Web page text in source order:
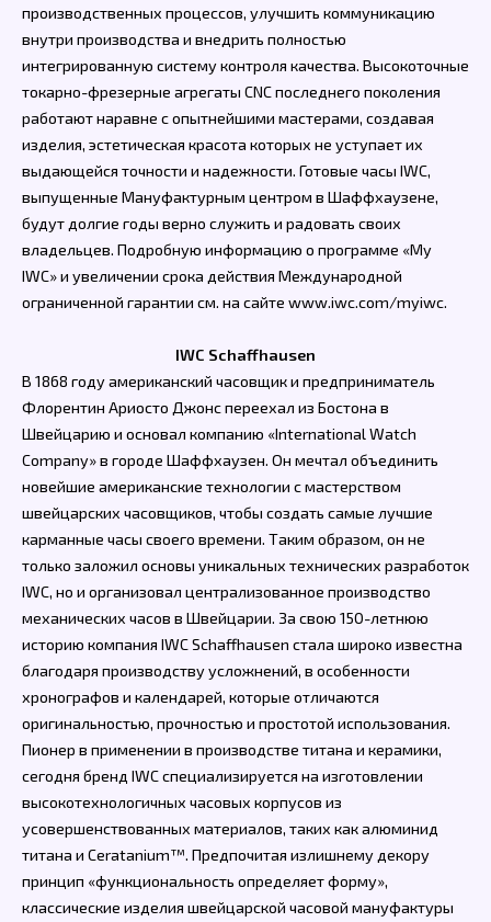
производственных процессов, улучшить коммуникацию
внутри производства и внедрить полностью
интегрированную систему контроля качества. Высокоточные
токарно-фрезерные агрегаты CNC последнего поколения
работают наравне с опытнейшими мастерами, создавая
изделия, эстетическая красота которых не уступает их
выдающейся точности и надежности. Готовые часы IWC,
выпущенные Мануфактурным центром в Шаффхаузене,
будут долгие годы верно служить и радовать своих
владельцев. Подробную информацию о программе «My
IWC» и увеличении срока действия Международной
ограниченной гарантии см. на сайте www.iwc.com/myiwc.
IWC Schaffhausen
В 1868 году американский часовщик и предприниматель
Флорентин Ариосто Джонс переехал из Бостона в
Швейцарию и основал компанию «International Watch
Company» в городе Шаффхаузен. Он мечтал объединить
новейшие американские технологии с мастерством
швейцарских часовщиков, чтобы создать самые лучшие
карманные часы своего времени. Таким образом, он не
только заложил основы уникальных технических разработок
IWC, но и организовал централизованное производство
механических часов в Швейцарии. За свою 150-летнюю
историю компания IWC Schaffhausen стала широко известна
благодаря производству усложнений, в особенности
хронографов и календарей, которые отличаются
оригинальностью, прочностью и простотой использования.
Пионер в применении в производстве титана и керамики,
сегодня бренд IWC специализируется на изготовлении
высокотехнологичных часовых корпусов из
усовершенствованных материалов, таких как алюминид
титана и Ceratanium™. Предпочитая излишнему декору
принцип «функциональность определяет форму»,
классические изделия швейцарской часовой мануфактуры